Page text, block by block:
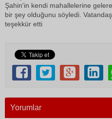
Şahin'in kendi mahallelerine
bir şey olduğunu söyledi.
teşekkür etti
Yorumlar